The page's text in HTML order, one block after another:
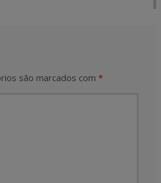
são marcados com *